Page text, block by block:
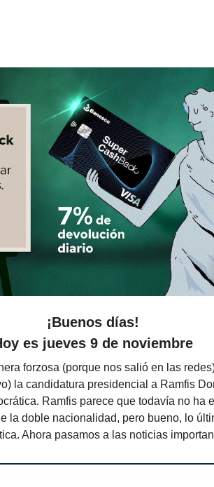
¡Buenos días!
es jueves 9 de noviembre
forzosa (porque nos salió en las
la candidatura presidencial a Ramfis
Ramfis parece que todavía no ha
la doble nacionalidad, pero bueno, lo
Ahora pasamos a las noticias